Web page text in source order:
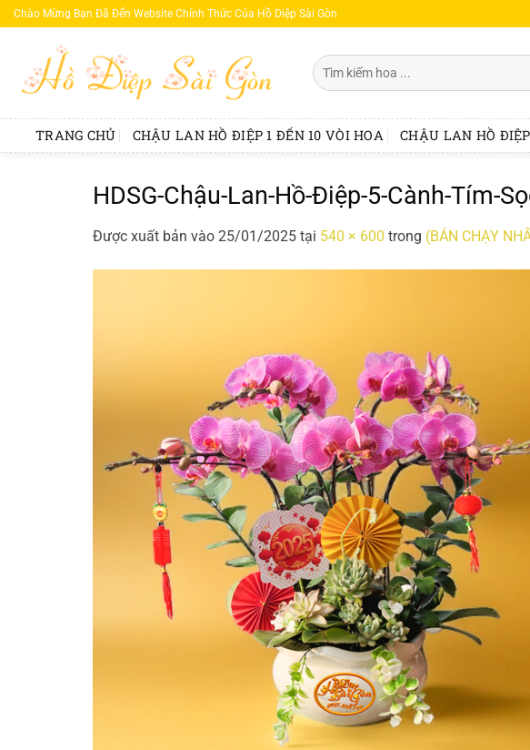
Bỏ
qua
dung
Chào Mừng Bạn Đã Đến Website Chính Thức Của Hồ Diệp Sài Gòn
Tìm
kiếm:
TRANG CHỦ CHẬU LAN HỒ ĐIỆP 1 ĐẾN 10 VÒI HOA CHẬU LAN HỒ
HDSG-Chậu-Lan-Hồ-Điệp-5-Cành-Tím-
Được xuất bản vào 25/01/2025 tại 540 × 600 trong (BÁN CHẠY